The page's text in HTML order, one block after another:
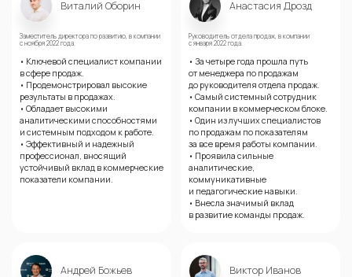
Виталий Оборин
Заместитель директора по развитию, в компании
с ноября 2022 года.
• Ключевой специалист компании
в сфере продаж.
• Продемонстрировал высокие
результаты в продажах.
• Обладает высокими
аналитическими способностями
и системным подходом к работе.
• Эффективный и надежный
профессионал, вносящий
устойчивый вклад в коммерческие
показатели компании.
Анастасия Дрозд
Руководитель отдела продаж, в компании
с января 2022 года.
• За четыре года прошла путь
от менеджера по продажам
до руководителя отдела продаж.
• Самый системный сотрудник
компании в коммерческом блоке.
• Один из лучших специалистов
по продажам по показателям
за все время работы компании.
• Проявила сильные
аналитические,
коммуникативные
и педагогические навыки.
• Внесла значимый вклад
в развитие команды продаж.
Андрей Божьев Виктор Иванов